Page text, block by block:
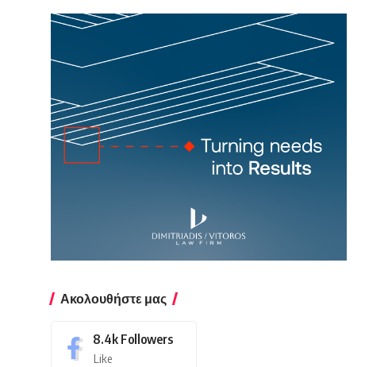
Ακολουθήστε μας
8.4k Followers
Like